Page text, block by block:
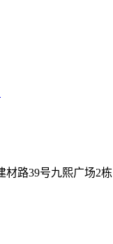
材路39号九熙广场2栋